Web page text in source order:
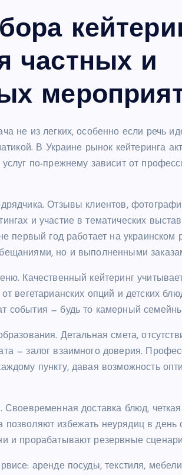
частных и
не из легких, особенно если речь
В Украине рынок кейтеринга
по-прежнему зависит от
Отзывы клиентов,
и участие в тематических
первый год работает на
но и выполненными
Качественный кейтеринг
вегетарианских опций и детских
события — будь то камерный
Детальная смета,
— залог взаимного доверия.
пункту, давая возможность
Своевременная доставка блюд,
избежать неурядиц в
и прорабатывают резервные
аренде посуды, текстиля,